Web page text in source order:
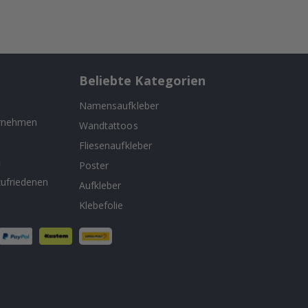
Beliebte Kategorien
Namensaufkleber
Wandtattoos
Fliesenaufkleber
Poster
Aufkleber
Klebefolie